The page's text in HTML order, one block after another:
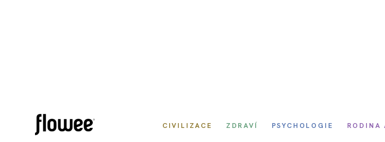
CIVILIZACE ZDRAVÍ PSYCHOLOGIE RODINA